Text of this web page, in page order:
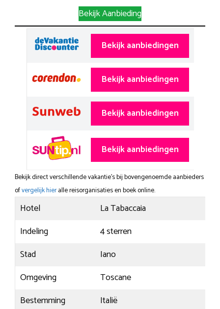
Bekijk Aanbieding
Bekijk aanbiedingen
Bekijk aanbiedingen
Bekijk aanbiedingen
Bekijk aanbiedingen
Bekijk direct verschillende vakantie's bij bovengenoemde aanbieders
ofvergelijk hieralle reisorganisaties en boek online.
Hotel
La Tabaccaia
Indeling
4 sterren
Stad
Iano
Omgeving
Toscane
Bestemming
Italië